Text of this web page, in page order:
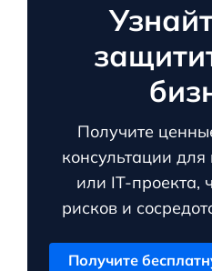
Получите
консультации
или IT-проекта,
рисков и
Получите